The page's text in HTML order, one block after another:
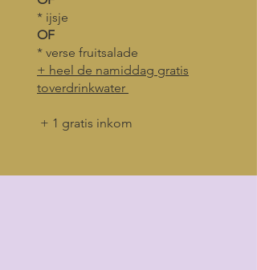
* ijsje
OF
* verse fruitsalade
+ heel de namiddag gratis
toverdrinkwater
+ 1 gratis inkom